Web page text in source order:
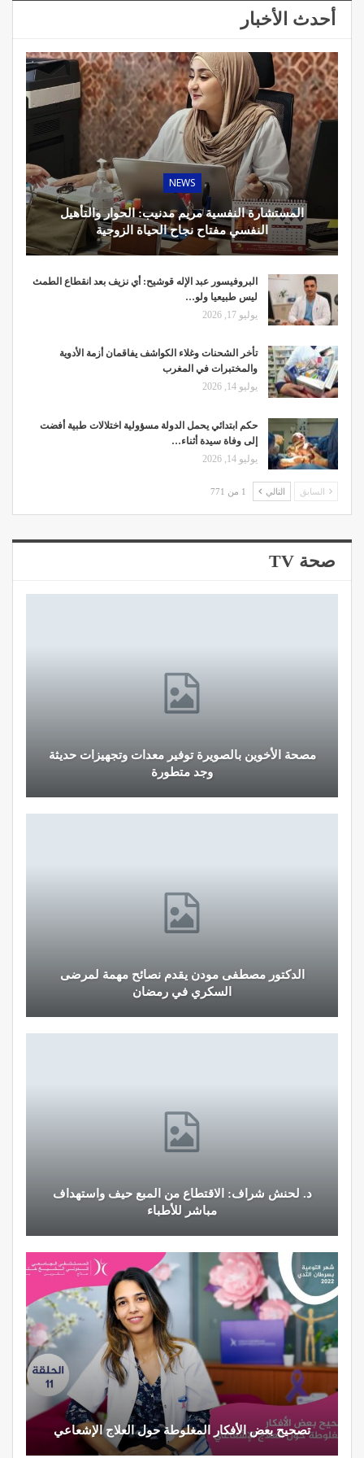
أحدث الأخبار
NEWS
المستشارة النفسية مريم مدنيب: الحوار والتأهيل
النفسي مفتاح نجاح الحياة الزوجية
البروفيسور عبد الإله قوشيح: أي نزيف بعد انقطاع الطمث
ليس طبيعيا ولو…
يوليو 17, 2026
تأخر الشحنات وغلاء الكواشف يفاقمان أزمة الأدوية
والمختبرات في المغرب
يوليو 14, 2026
حكم ابتدائي يحمل الدولة مسؤولية اختلالات طبية أفضت
إلى وفاة سيدة أثناء…
يوليو 14, 2026
السابق التالي 1 من 771
صحة TV
قرار جديد يعيد تنظيم تعويضات الحراسة والمداومة
لمهنيي الصحة
نصائح وإرشادات صحية هامة للحفاظ على التوازن
الغذائي خلال شهر…
النظام الغذائي والصحة: دور التغذية في تعزيز الصحة
العامة
تحذير من تناول المحليات الصناعية.. ترفع شعور القلق